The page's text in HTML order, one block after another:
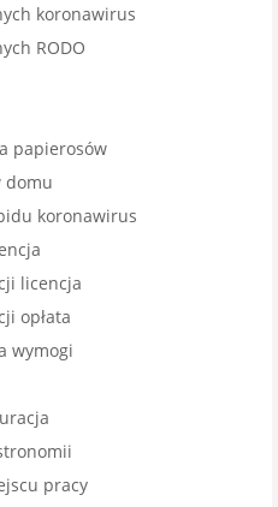
koronawirus
RODO
papierosów
domu
koronawirus
licencja
opłata
wymogi
pracy